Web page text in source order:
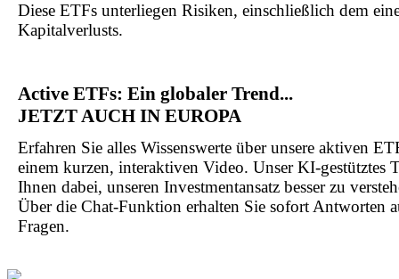
Diese ETFs unterliegen Risiken, einschließlich dem
Kapitalverlusts.
Active ETFs: Ein globaler Trend...
JETZT AUCH IN EUROPA
Erfahren Sie alles Wissenswerte über unsere aktiven
einem kurzen, interaktiven Video. Unser KI-gestütztes
Ihnen dabei, unseren Investmentansatz besser zu
Über die Chat-Funktion erhalten Sie sofort Antworten
Fragen.